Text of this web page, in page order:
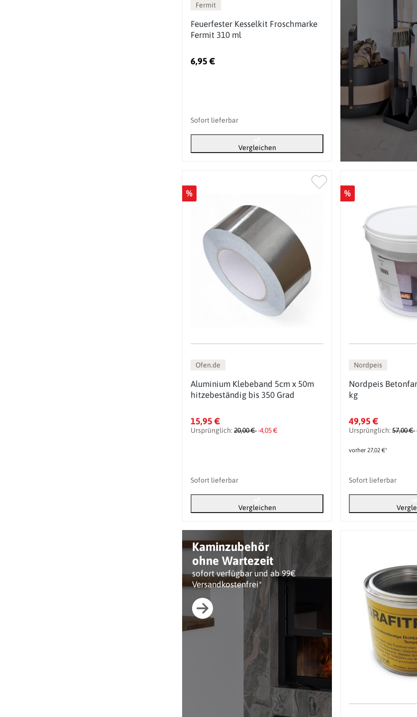
Kaminzubehör
ohne Wartezeit
sofort verfügbar und ab 99€
Versandkostenfrei*
Fermit
Feuerfester Kesselkit Froschmarke
Fermit 310 ml
6,95 €
Sofort lieferbar
Vergleichen
%
Ofen.de
Aluminium Klebeband 5cm x 50m
hitzebeständig bis 350 Grad
15,95 €
Ursprünglich: 20,00 €-4,05 €
Sofort lieferbar
Vergleichen
%
Nordpeis
Nordpeis
kg
49,95 €
Ursprünglich:57,00 €
vorher 27,02 €*
Sofort lieferbar